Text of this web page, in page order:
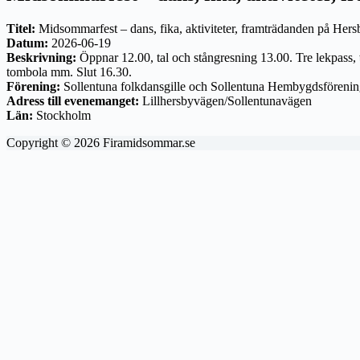
Titel: Midsommarfest – dans, fika, aktiviteter, framträdanden på
Datum: 2026-06-19
Beskrivning: Öppnar 12.00, tal och stångresning 13.00. Tre
tombola mm. Slut 16.30.
Förening: Sollentuna folkdansgille och Sollentuna
Adress till evenemanget: Lillhersbyvägen/Sollentunavägen
Län: Stockholm
Copyright © 2026 Firamidsommar.se